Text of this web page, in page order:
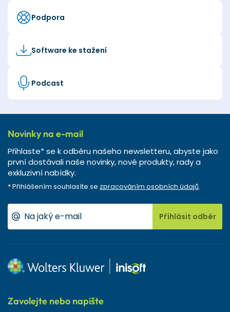
Podpora
Software ke stažení
Podcast
Novinky na e-mail
Přihlaste* se k odběru našeho newsletteru, abyste jako
první dostávali naše novinky, nové produkty, rady a
exkluzivní nabídky.
* Přihlášením souhlasíte se zpracováním osobních údajů.
Přihlásit odběr
Zavolejte nebo napište